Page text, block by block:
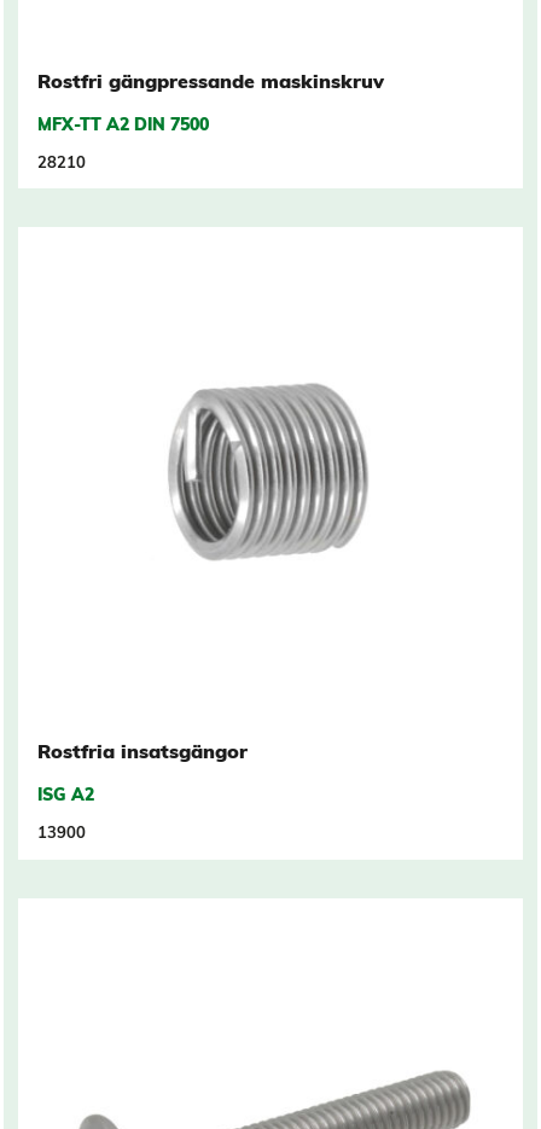
Rostfri gängpressande maskinskruv
MFX-TT A2 DIN 7500
28210
Rostfria insatsgängor
ISG A2
13900